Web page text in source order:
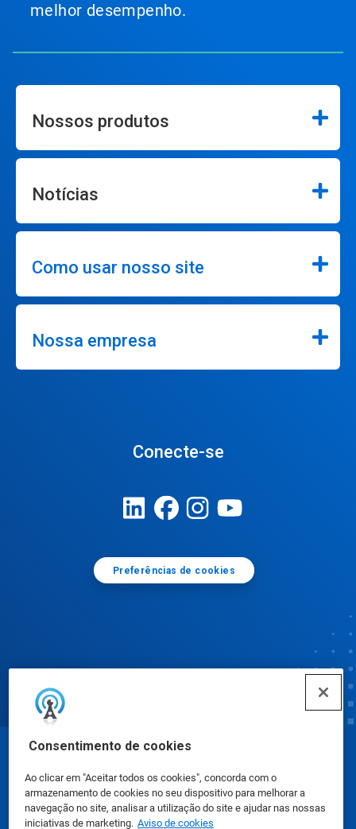
Consentimento de cookies
Ao clicar em "Aceitar todos os cookies", concorda com o
armazenamento de cookies no seu dispositivo para melhorar a
navegação no site, analisar a utilização do site e ajudar nas nossas
iniciativas de marketing. Aviso de cookies
melhor desempenho.
Nossos produtos
Notícias
Como usar nosso site
Nossa empresa
Conecte-se
Preferências de cookies
Fichas de Informação de Segurança de Produtos